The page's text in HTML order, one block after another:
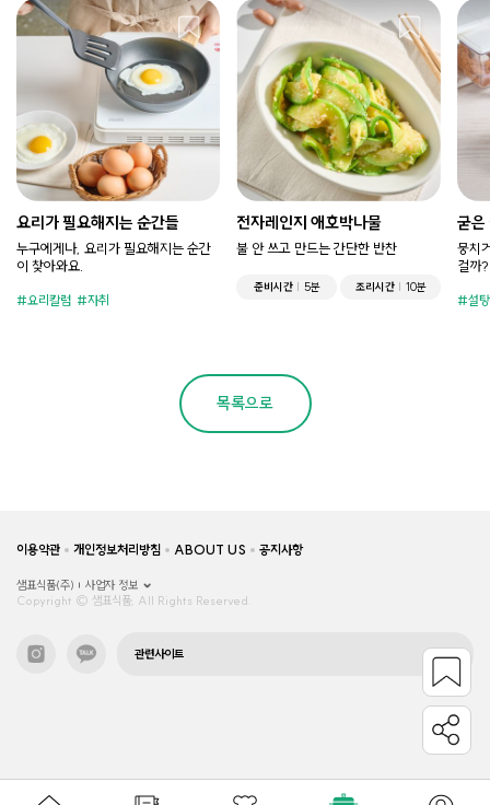
요리가 필요해지는 순간들
누구에게나, 요리가 필요해지는 순간
이 찾아와요.
요리칼럼 자취
전자레인지 애호박나물
불 안 쓰고 만드는 간단한 반찬
준비시간 5분 조리시간 10분
굳은
뭉치
걸까?
설탕
목록으로
이용약관 개인정보처리방침 ABOUT US 공지사항
샘표식품(주)
사업자 정보
Copyright © 샘표식품, All Rights Reserved.
관련사이트